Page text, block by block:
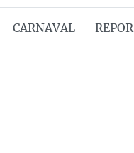
CARNAVAL REPOR